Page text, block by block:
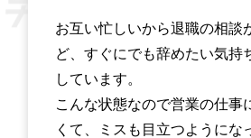
お互い忙しいから退職の相談
ど、すぐにでも辞めたい気持
しています。
こんな状態なので営業の仕事
くて、ミスも目立つようにな